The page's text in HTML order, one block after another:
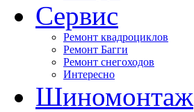
Сервис
Ремонт квадроциклов
Ремонт Багги
Ремонт снегоходов
Интересно
Шиномонтаж